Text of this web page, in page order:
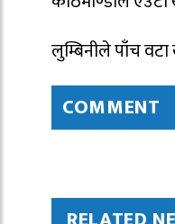
लुम्बिनीले पाँच
COMMENT